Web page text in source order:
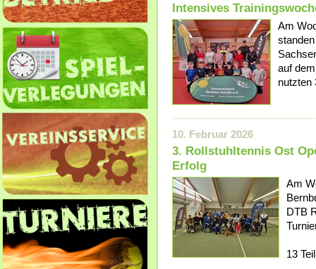
Intensives
Am
auf
nutzten
10. Februar 2026
3. Rollstuhltennis Ost
Erfolg
Am
DTB
13